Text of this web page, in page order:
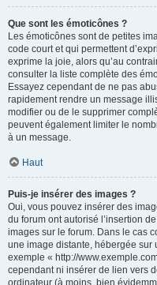
Que sont les émoticônes ?
Les émoticônes sont de petites
code court et qui permettent
exprime la joie, alors qu’au
consulter la liste complète des
Essayez cependant de ne pas
rapidement rendre un message
modifier ou de le supprimer
peuvent également limiter le
à un message.
Haut
Puis-je insérer des images ?
Oui, vous pouvez insérer des
du forum ont autorisé l’insertion
images sur le forum. Dans le cas
une image distante, hébergée sur
exemple « http://
cependant ni insérer de lien vers
ordinateur (à moins, bien